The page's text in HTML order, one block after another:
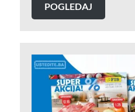
POGLEDAJ